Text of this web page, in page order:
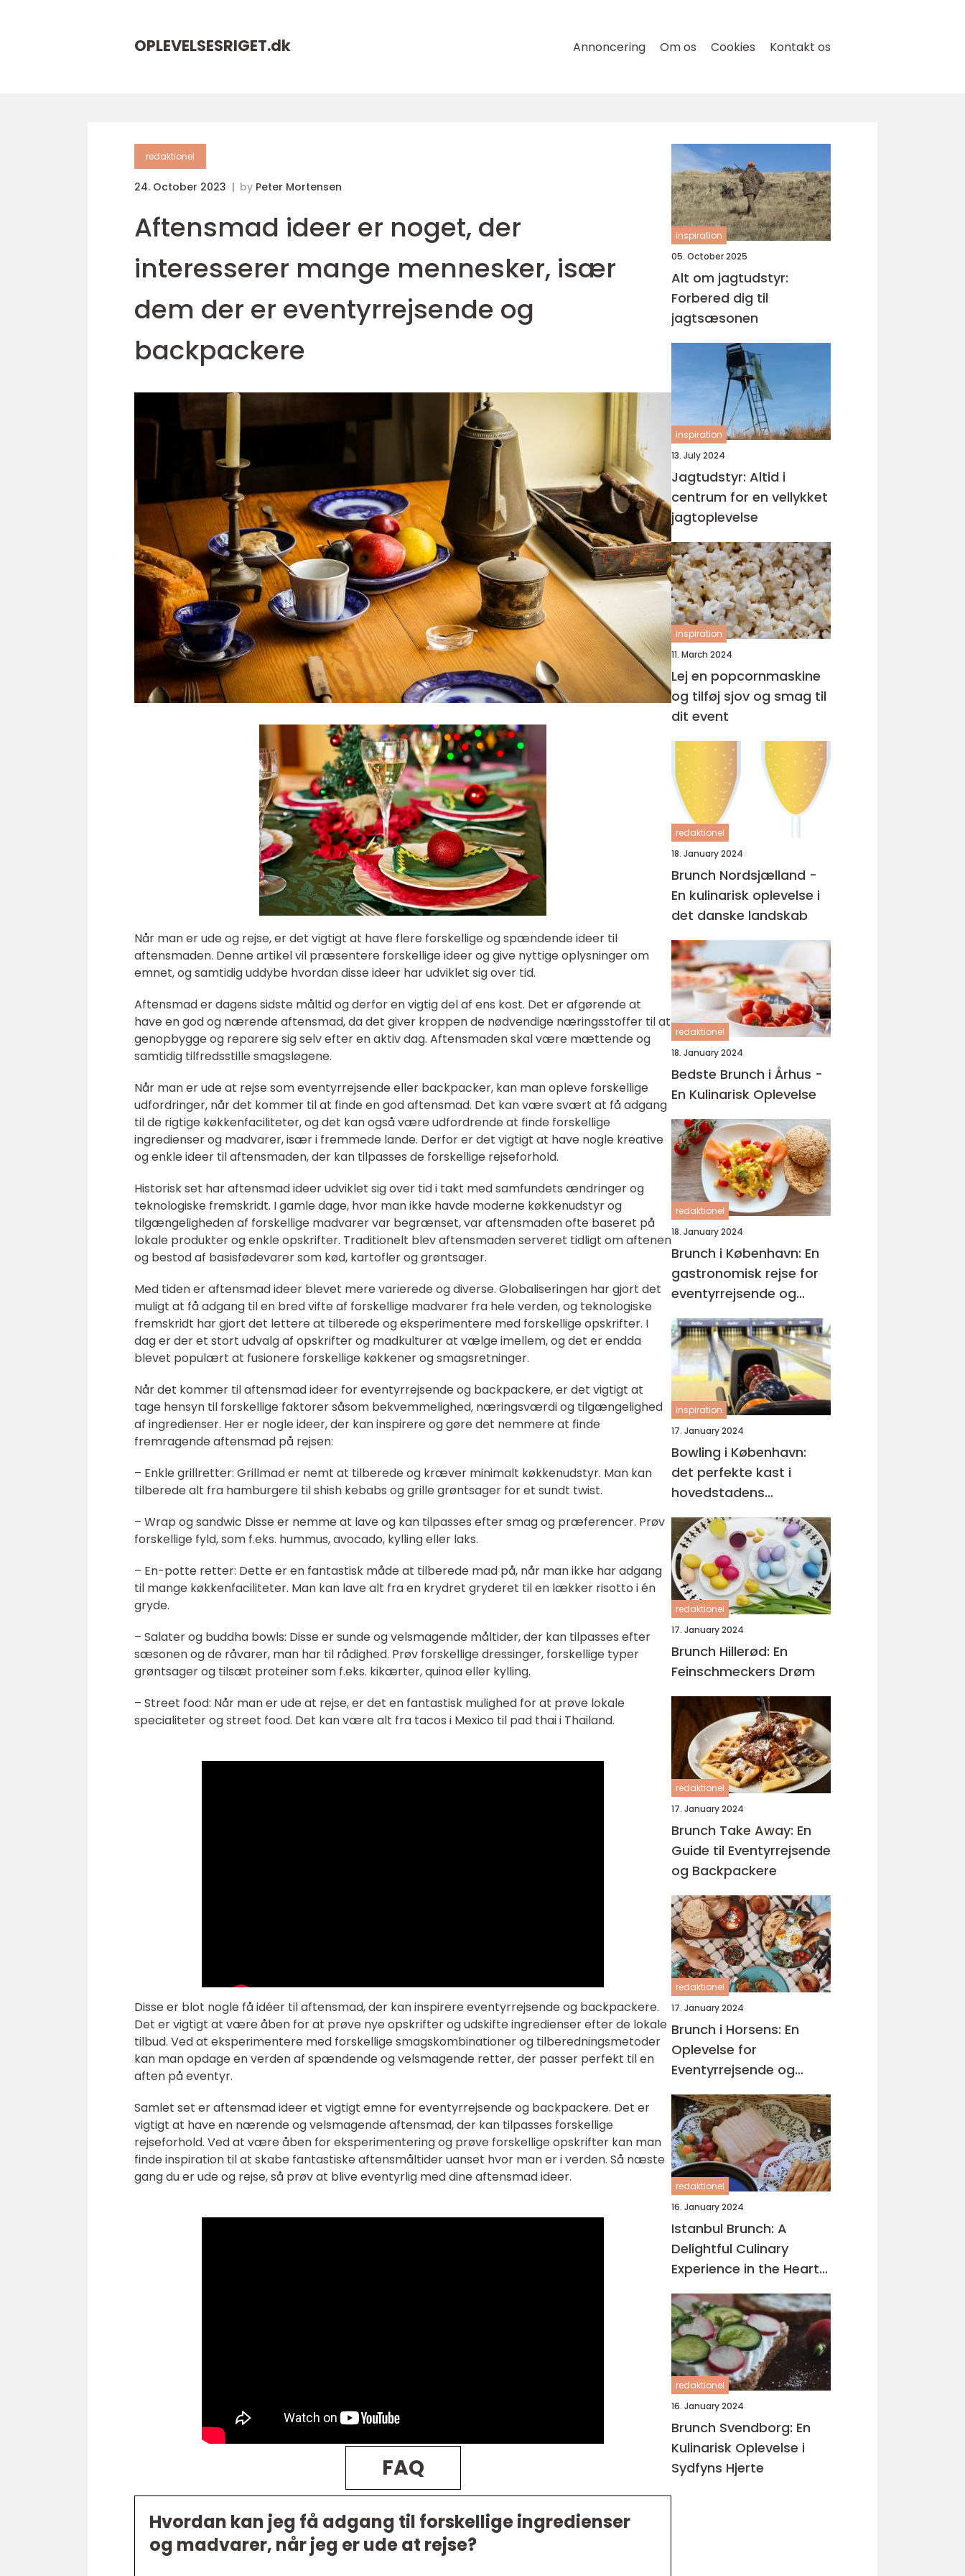
OPLEVELSESRIGET.dk Annoncering Om os Cookies Kontakt os
redaktionel
24. October 2023 by Peter Mortensen
Aftensmad ideer er noget, der
interesserer mange mennesker, især
dem der er eventyrrejsende og
backpackere
Når man er ude og rejse, er det vigtigt at have flere forskellige og spændende ideer til
aftensmaden. Denne artikel vil præsentere forskellige ideer og give nyttige oplysninger om
emnet, og samtidig uddybe hvordan disse ideer har udviklet sig over tid.
Aftensmad er dagens sidste måltid og derfor en vigtig del af ens kost. Det er afgørende at
have en god og nærende aftensmad, da det giver kroppen de nødvendige næringsstoffer til at
genopbygge og reparere sig selv efter en aktiv dag. Aftensmaden skal være mættende og
samtidig tilfredsstille smagsløgene.
Når man er ude at rejse som eventyrrejsende eller backpacker, kan man opleve forskellige
udfordringer, når det kommer til at finde en god aftensmad. Det kan være svært at få adgang
til de rigtige køkkenfaciliteter, og det kan også være udfordrende at finde forskellige
ingredienser og madvarer, især i fremmede lande. Derfor er det vigtigt at have nogle kreative
og enkle ideer til aftensmaden, der kan tilpasses de forskellige rejseforhold.
Historisk set har aftensmad ideer udviklet sig over tid i takt med samfundets ændringer og
teknologiske fremskridt. I gamle dage, hvor man ikke havde moderne køkkenudstyr og
tilgængeligheden af forskellige madvarer var begrænset, var aftensmaden ofte baseret på
lokale produkter og enkle opskrifter. Traditionelt blev aftensmaden serveret tidligt om aftenen
og bestod af basisfødevarer som kød, kartofler og grøntsager.
Med tiden er aftensmad ideer blevet mere varierede og diverse. Globaliseringen har gjort det
muligt at få adgang til en bred vifte af forskellige madvarer fra hele verden, og teknologiske
fremskridt har gjort det lettere at tilberede og eksperimentere med forskellige opskrifter. I
dag er der et stort udvalg af opskrifter og madkulturer at vælge imellem, og det er endda
blevet populært at fusionere forskellige køkkener og smagsretninger.
Når det kommer til aftensmad ideer for eventyrrejsende og backpackere, er det vigtigt at
tage hensyn til forskellige faktorer såsom bekvemmelighed, næringsværdi og tilgængelighed
af ingredienser. Her er nogle ideer, der kan inspirere og gøre det nemmere at finde
fremragende aftensmad på rejsen:
– Enkle grillretter: Grillmad er nemt at tilberede og kræver minimalt køkkenudstyr. Man kan
tilberede alt fra hamburgere til shish kebabs og grille grøntsager for et sundt twist.
– Wrap og sandwic Disse er nemme at lave og kan tilpasses efter smag og præferencer. Prøv
forskellige fyld, som f.eks. hummus, avocado, kylling eller laks.
– En-potte retter: Dette er en fantastisk måde at tilberede mad på, når man ikke har adgang
til mange køkkenfaciliteter. Man kan lave alt fra en krydret gryderet til en lækker risotto i én
gryde.
– Salater og buddha bowls: Disse er sunde og velsmagende måltider, der kan tilpasses efter
sæsonen og de råvarer, man har til rådighed. Prøv forskellige dressinger, forskellige typer
grøntsager og tilsæt proteiner som f.eks. kikærter, quinoa eller kylling.
– Street food: Når man er ude at rejse, er det en fantastisk mulighed for at prøve lokale
specialiteter og street food. Det kan være alt fra tacos i Mexico til pad thai i Thailand.
Disse er blot nogle få idéer til aftensmad, der kan inspirere eventyrrejsende og backpackere.
Det er vigtigt at være åben for at prøve nye opskrifter og udskifte ingredienser efter de lokale
tilbud. Ved at eksperimentere med forskellige smagskombinationer og tilberedningsmetoder
kan man opdage en verden af spændende og velsmagende retter, der passer perfekt til en
aften på eventyr.
Samlet set er aftensmad ideer et vigtigt emne for eventyrrejsende og backpackere. Det er
vigtigt at have en nærende og velsmagende aftensmad, der kan tilpasses forskellige
rejseforhold. Ved at være åben for eksperimentering og prøve forskellige opskrifter kan man
finde inspiration til at skabe fantastiske aftensmåltider uanset hvor man er i verden. Så næste
gang du er ude og rejse, så prøv at blive eventyrlig med dine aftensmad ideer.
FAQ
Hvordan kan jeg få adgang til forskellige ingredienser
og madvarer, når jeg er ude at rejse?
inspiration
05. October 2025
Alt om jagtudstyr:
Forbered dig til
jagtsæsonen
inspiration
13. July 2024
Jagtudstyr: Altid i
centrum for en vellykket
jagtoplevelse
inspiration
11. March 2024
Lej en popcornmaskine
og tilføj sjov og smag til
dit event
redaktionel
18. January 2024
Brunch Nordsjælland -
En kulinarisk oplevelse i
det danske landskab
redaktionel
18. January 2024
Bedste Brunch i Århus -
En Kulinarisk Oplevelse
redaktionel
18. January 2024
Brunch i København: En
gastronomisk rejse for
eventyrrejsende og
backpackere
inspiration
17. January 2024
Bowling i København:
det perfekte kast i
hovedstadens
spillehaller
redaktionel
17. January 2024
Brunch Hillerød: En
Feinschmeckers Drøm
redaktionel
17. January 2024
Brunch Take Away: En
Guide til Eventyrrejsende
og Backpackere
redaktionel
17. January 2024
Brunch i Horsens: En
Oplevelse for
Eventyrrejsende og
Backpackere
redaktionel
16. January 2024
Istanbul Brunch: A
Delightful Culinary
Experience in the Heart
of Turkey
redaktionel
16. January 2024
Brunch Svendborg: En
Kulinarisk Oplevelse i
Sydfyns Hjerte